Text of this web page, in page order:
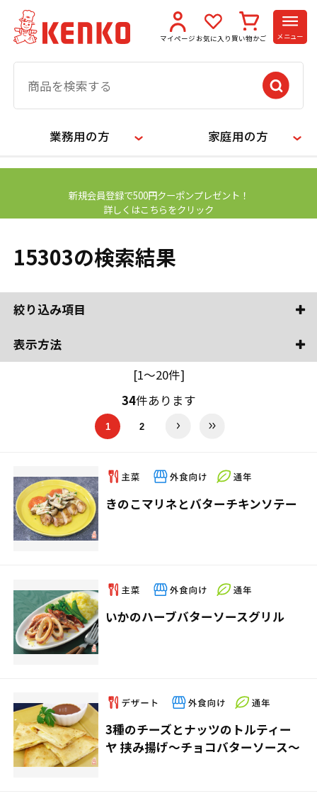
マイページ お気に入り 買い物かご メニュー
業務用の方 家庭用の方
新規会員登録で500円クーポンプレゼント！
詳しくはこちらをクリック
15303の検索結果
絞り込み項目
表示方法
[1～20件]
34件あります
1 2
きのこマリネとバターチキンソテー
いかのハーブバターソースグリル
3種のチーズとナッツのトルティー
ヤ 挟み揚げ～チョコバターソース～